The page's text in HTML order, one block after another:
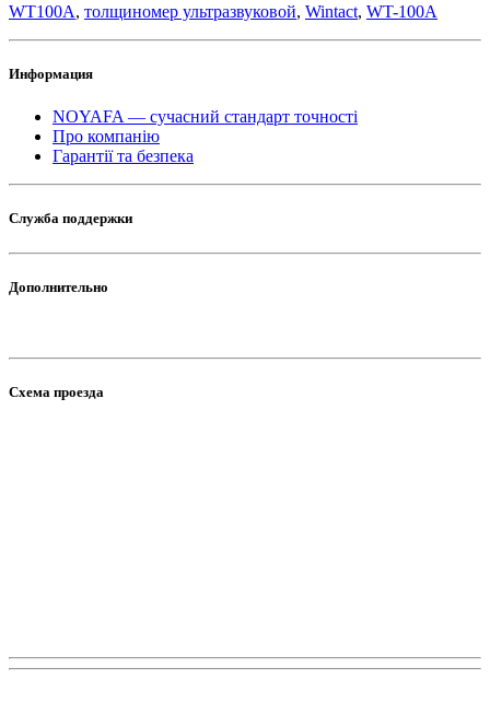
WT100A, толщиномер ультразвуковой, Wintact, WT-100A
Информация
NOYAFA — сучасний стандарт точності
Про компанію
Гарантії та безпека
Служба поддержки
Дополнительно
Схема проезда